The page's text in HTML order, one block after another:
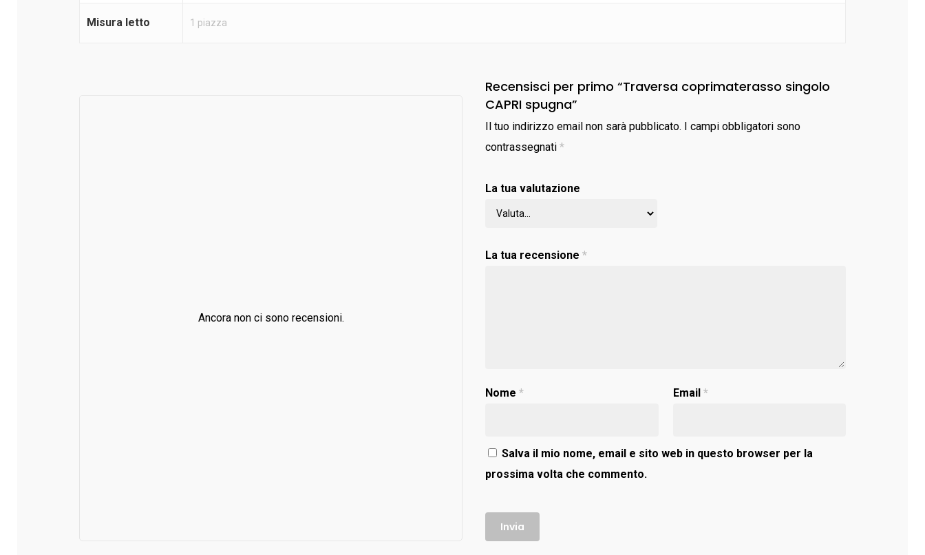
Misura letto 1 piazza
Ancora non ci sono recensioni.
Recensisci per primo “Traversa coprimaterasso singolo
CAPRI spugna”
Il tuo indirizzo email non sarà pubblicato. I campi obbligatori sono
contrassegnati*
La tua valutazione
La tua recensione*
Nome* Email *
Salva il mio nome, email e sito web in questo browser per la
prossima volta che commento.